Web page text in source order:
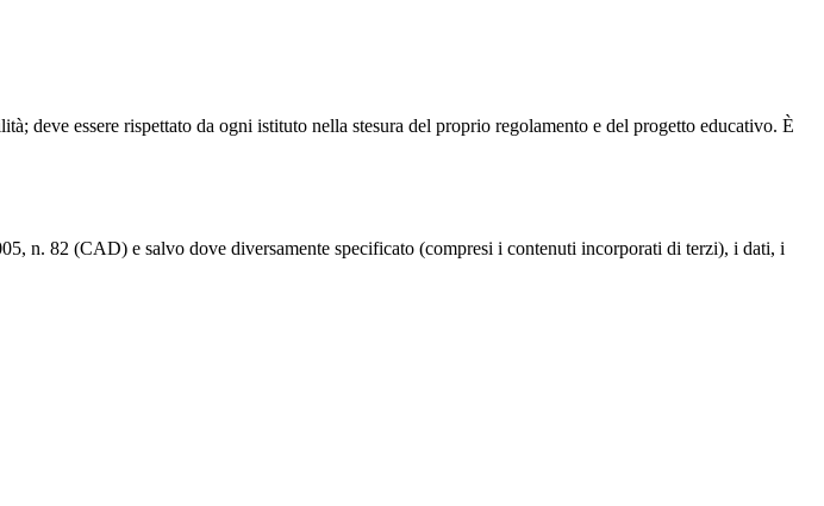
deve essere rispettato da ogni istituto nella stesura del proprio regolamento e del progetto educativo. È
n. 82 (CAD) e salvo dove diversamente specificato (compresi i contenuti incorporati di terzi), i dati, i